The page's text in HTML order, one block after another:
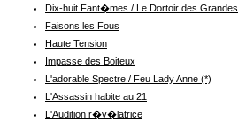
Dix-huit Fant�mes / Le Dortoir des Grandes
Faisons les Fous
Haute Tension
Impasse des Boiteux
L'adorable Spectre / Feu Lady Anne (*)
L'Assassin habite au 21
L'Audition r�v�latrice